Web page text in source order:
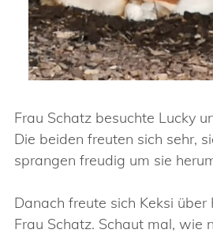
Frau Schatz besuchte Lucky
Die beiden freuten sich sehr,
sprangen freudig um sie
Danach freute sich Keksi über
Frau Schatz. Schaut mal, wie